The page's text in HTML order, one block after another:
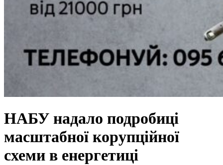
НАБУ надало подробиці
масштабної корупційної
схеми в енергетиці